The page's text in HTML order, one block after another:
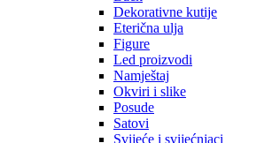
Dekorativne kutije
Eterična ulja
Figure
Led proizvodi
Namještaj
Okviri i slike
Posude
Satovi
Svijeće i svijećnjaci